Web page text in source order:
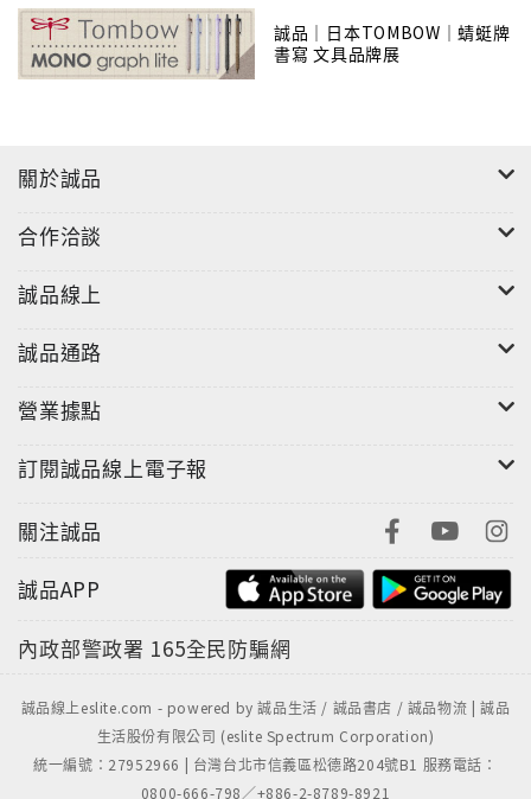
誠品｜日本TOMBOW｜蜻蜓牌
書寫 文具品牌展
關於誠品
合作洽談
誠品線上
誠品通路
營業據點
訂閱誠品線上電子報
關注誠品
誠品APP
內政部警政署 165全民防騙網
誠品線上eslite.com - powered by 誠品生活 / 誠品書店 / 誠品物流 | 誠品
生活股份有限公司 (eslite Spectrum Corporation)
統一編號：27952966 | 台灣台北市信義區松德路204號B1 服務電話：
0800-666-798／+886-2-8789-8921